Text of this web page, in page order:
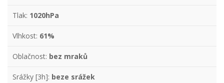
Tlak: 1020hPa
Vlhkost: 61%
Oblačnost: bez mraků
Srážky [3h]: beze srážek